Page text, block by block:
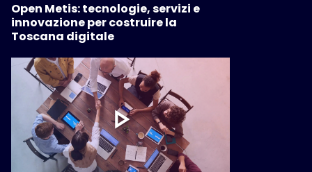
Open Metis: tecnologie, servizi e
innovazione per costruire la
Toscana digitale